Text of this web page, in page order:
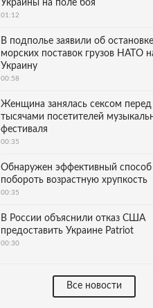
Украины на поле боя
01:12
В подполье заявили об остановке
морских поставок грузов НАТО
Украину
00:58
Женщина занялась сексом перед
тысячами посетителей
фестиваля
00:35
Обнаружен эффективный способ
побороть возрастную хрупкость
00:35
В России объяснили отказ США
предоставить Украине Patriot
00:30
Все новости